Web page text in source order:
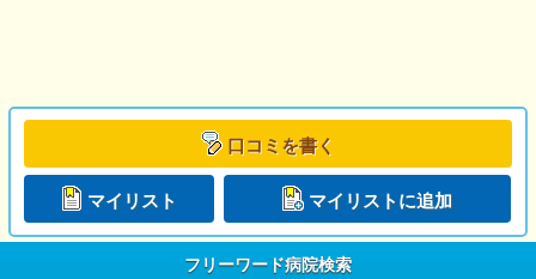
口コミを書く
マイリスト マイリストに追加
フリーワード病院検索